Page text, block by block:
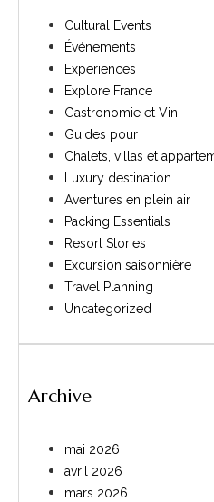
Cultural Events
Événements
Experiences
Explore France
Gastronomie et Vin
Guides pour
Chalets, villas et
Luxury destination
Aventures en plein air
Packing Essentials
Resort Stories
Excursion saisonnière
Travel Planning
Uncategorized
Archive
mai 2026
avril 2026
mars 2026